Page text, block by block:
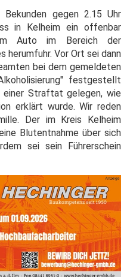
gegen 2.15 Uhr
in Kelheim ein offenbar
Auto im Bereich der
herumfuhr. Vor Ort sei dann
bei dem gemeldeten
festgestellt
einer Straftat gelegen, wie
erklärt wurde. Wir reden
Der im Kreis Kelheim
Blutentnahme über sich
sei sein Führerschein